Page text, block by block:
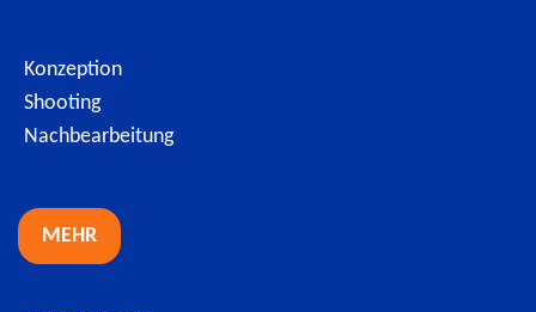
Konzeption
Shooting
Nachbearbeitung
MEHR